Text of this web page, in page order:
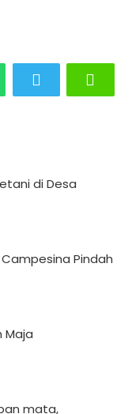
di Desa
Pindah
Maja
mata,